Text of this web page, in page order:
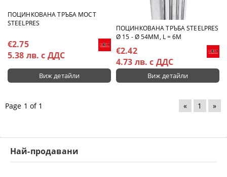
ПОЦИНКОВАНА ТРЪБА МОСТ
STEELPRES
€2.75
5.38 лв. с ДДС
Виж детайли
ПОЦИНКОВАНА ТРЪБА STEELPRES
Ø 15 - Ø 54MM, L = 6M
€2.42
4.73 лв. с ДДС
Виж детайли
Page 1 of 1 « 1 »
Най-продавани